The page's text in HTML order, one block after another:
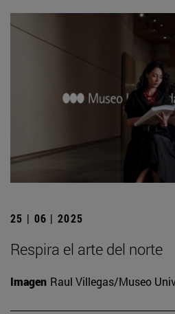
25 | 06 | 2025
Respira el arte del norte
Imagen Raul Villegas/Museo